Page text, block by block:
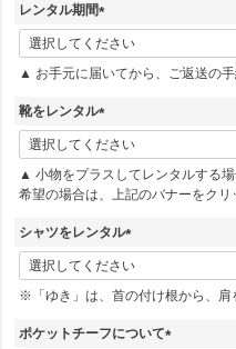
レンタル期間
(
必
須
▲ お手元に届いてから、ご返送の手
靴をレンタル
(
必
須
)
▲ 小物をプラスしてレンタルする
希望の場合は、上記のバナーをクリ
シャツをレンタル
(
必
須
※「ゆき」は、首の付け根から、肩
ポケットチーフについて